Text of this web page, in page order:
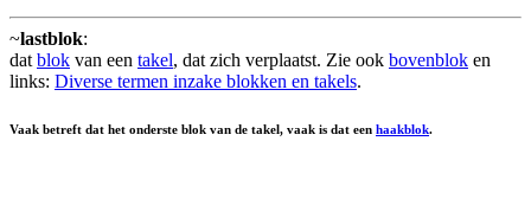
~lastblok:
dat blok van een takel, dat zich verplaatst. Zie ook bovenblok en
links: Diverse termen inzake blokken en takels.
Vaak betreft dat het onderste blok van de takel, vaak is dat een haakblok.